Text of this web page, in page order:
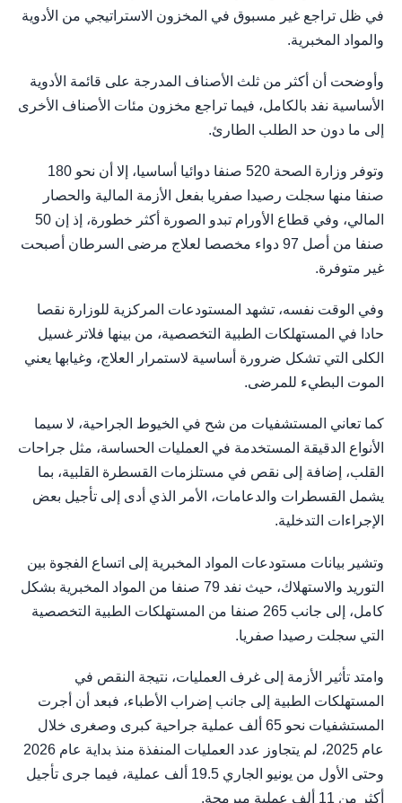
في ظل تراجع غير مسبوق في المخزون الاستراتيجي من الأدوية
والمواد المخبرية.
وأوضحت أن أكثر من ثلث الأصناف المدرجة على قائمة الأدوية
الأساسية نفد بالكامل، فيما تراجع مخزون مئات الأصناف الأخرى
إلى ما دون حد الطلب الطارئ.
وتوفر وزارة الصحة 520 صنفا دوائيا أساسيا، إلا أن نحو 180
صنفا منها سجلت رصيدا صفريا بفعل الأزمة المالية والحصار
المالي، وفي قطاع الأورام تبدو الصورة أكثر خطورة، إذ إن 50
صنفا من أصل 97 دواء مخصصا لعلاج مرضى السرطان أصبحت
غير متوفرة.
وفي الوقت نفسه، تشهد المستودعات المركزية للوزارة نقصا
حادا في المستهلكات الطبية التخصصية، من بينها فلاتر غسيل
الكلى التي تشكل ضرورة أساسية لاستمرار العلاج، وغيابها يعني
الموت البطيء للمرضى.
كما تعاني المستشفيات من شح في الخيوط الجراحية، لا سيما
الأنواع الدقيقة المستخدمة في العمليات الحساسة، مثل جراحات
القلب، إضافة إلى نقص في مستلزمات القسطرة القلبية، بما
يشمل القسطرات والدعامات، الأمر الذي أدى إلى تأجيل بعض
الإجراءات التدخلية.
وتشير بيانات مستودعات المواد المخبرية إلى اتساع الفجوة بين
التوريد والاستهلاك، حيث نفد 79 صنفا من المواد المخبرية بشكل
كامل، إلى جانب 265 صنفا من المستهلكات الطبية التخصصية
التي سجلت رصيدا صفريا.
وامتد تأثير الأزمة إلى غرف العمليات، نتيجة النقص في
المستهلكات الطبية إلى جانب إضراب الأطباء، فبعد أن أجرت
المستشفيات نحو 65 ألف عملية جراحية كبرى وصغرى خلال
عام 2025، لم يتجاوز عدد العمليات المنفذة منذ بداية عام 2026
وحتى الأول من يونيو الجاري 19.5 ألف عملية، فيما جرى تأجيل
أكثر من 11 ألف عملية مبرمجة.